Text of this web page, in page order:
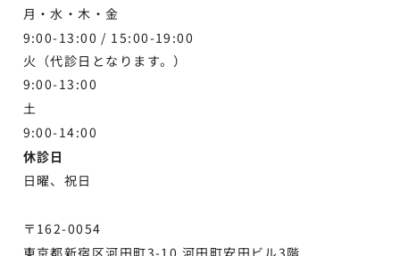
月・水・木・金
9:00-13:00 / 15:00-19:00
火（代診日となります。）
9:00-13:00
土
9:00-14:00
休診日
日曜、祝日
〒162-0054